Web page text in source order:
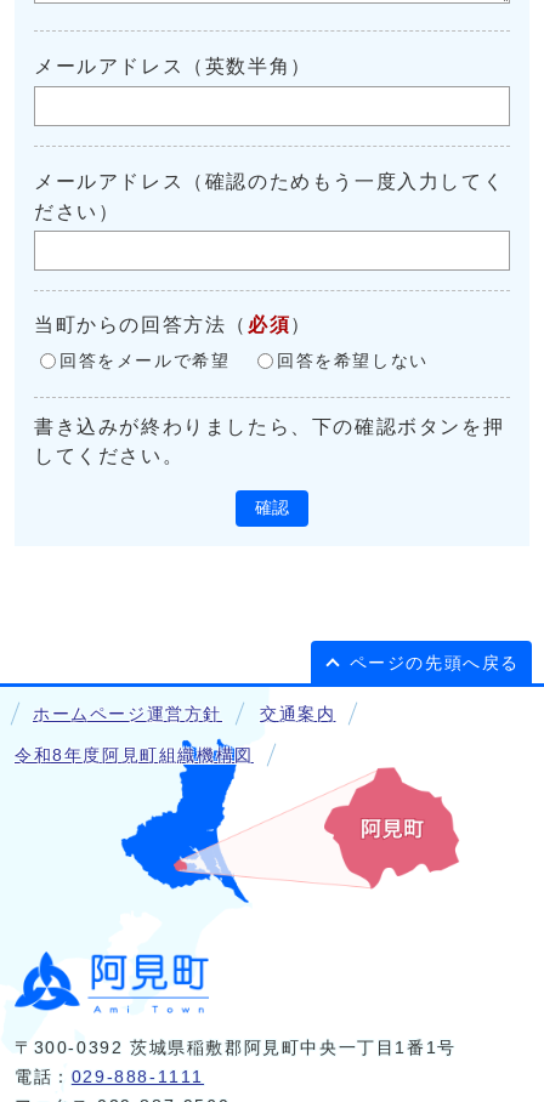
メールアドレス（英数半角）
メールアドレス（確認のためもう一度入力してく
ださい）
当町からの回答方法 （ 必須 ）
回答をメールで希望 回答を希望しない
書き込みが終わりましたら、下の確認ボタンを押
してください。
確認
ページの先頭へ戻る
ホームページ運営方針 交通案内
令和8年度阿見町組織機構図
〒300-0392 茨城県稲敷郡阿見町中央一丁目1番1号
電話： 029-888-1111